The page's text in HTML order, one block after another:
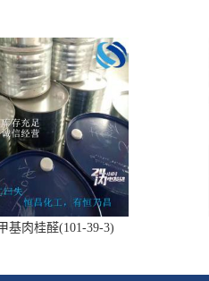
基肉桂醛(101-39-3)